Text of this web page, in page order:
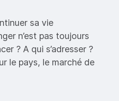
sa vie
n’est pas toujours
? A qui s’adresser ?
le pays, le marché de